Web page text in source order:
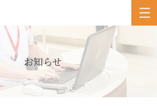
お知らせ